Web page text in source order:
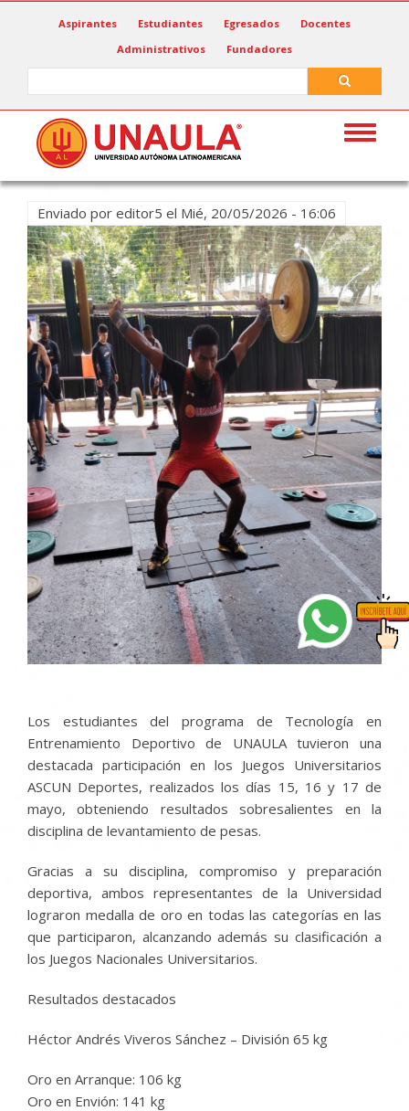
Aspirantes Estudiantes Egresados
Docentes
Administrativos
Fundadores
Toggle
Enviado por editor5 el Mié, 20/05/2026 - 16:06
Los estudiantes del programa de Tecnología en
Entrenamiento Deportivo de UNAULA tuvieron una
destacada participación en los Juegos Universitarios
ASCUN Deportes, realizados los días 15, 16 y 17 de
mayo, obteniendo resultados sobresalientes en la
disciplina de levantamiento de pesas.
Gracias a su disciplina, compromiso y preparación
deportiva, ambos representantes de la Universidad
lograron medalla de oro en todas las categorías en las
que participaron, alcanzando además su clasificación a
los Juegos Nacionales Universitarios.
Resultados destacados
Héctor Andrés Viveros Sánchez – División 65 kg
Oro en Arranque: 106 kg
Oro en Envión: 141 kg